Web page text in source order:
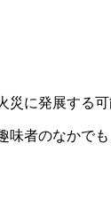
に発展する可
者のなかで